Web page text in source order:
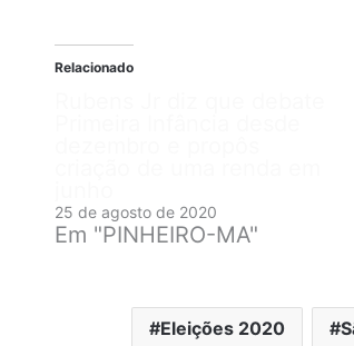
Relacionado
25 de agosto de 2020
Em "PINHEIRO-MA"
Eleições 2020